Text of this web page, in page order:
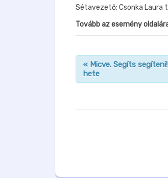
Sétavezető: Csonka Laura
Tovább az esemény
« Micve. Segíts
hete